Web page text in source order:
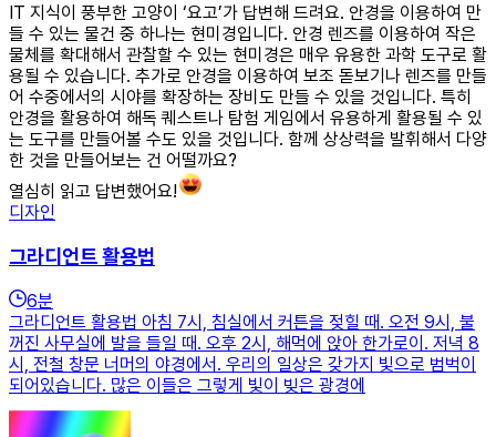
IT 지식이 풍부한 고양이 ‘요고’가 답변해 드려요. 안경을 이용하여 만
들 수 있는 물건 중 하나는 현미경입니다. 안경 렌즈를 이용하여 작은
물체를 확대해서 관찰할 수 있는 현미경은 매우 유용한 과학 도구로 활
용될 수 있습니다. 추가로 안경을 이용하여 보조 돋보기나 렌즈를 만들
어 수중에서의 시야를 확장하는 장비도 만들 수 있을 것입니다. 특히
안경을 활용하여 해독 퀘스트나 탐험 게임에서 유용하게 활용될 수 있
는 도구를 만들어볼 수도 있을 것입니다. 함께 상상력을 발휘해서 다양
한 것을 만들어보는 건 어떨까요?
열심히 읽고 답변했어요!
디자인
그라디언트 활용법
6분
그라디언트 활용법 아침 7시, 침실에서 커튼을 젖힐 때. 오전 9시, 불
꺼진 사무실에 발을 들일 때. 오후 2시, 해먹에 앉아 한가로이. 저녁 8
시, 전철 창문 너머의 야경에서. 우리의 일상은 갖가지 빛으로 범벅이
되어있습니다. 많은 이들은 그렇게 빛이 빚은 광경에